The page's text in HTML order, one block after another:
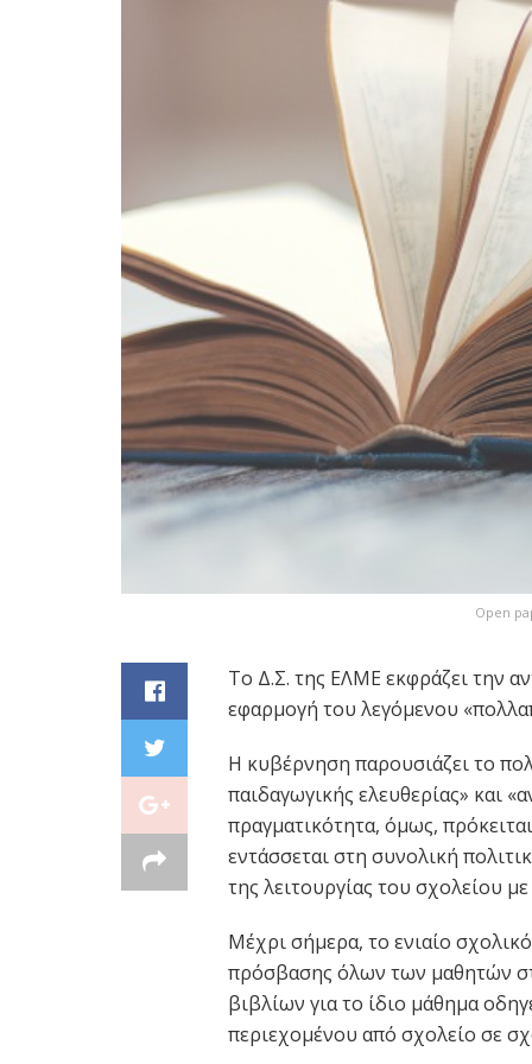
Open
Το Δ.Σ. της ΕΛΜΕ εκφράζει την
εφαρμογή του λεγόμενου
Η κυβέρνηση παρουσιάζει το
παιδαγωγικής ελευθερίας» και
πραγματικότητα, όμως,
εντάσσεται στη συνολική
της λειτουργίας του σχολείου
Μέχρι σήμερα, το ενιαίο
πρόσβασης όλων των μαθητών
βιβλίων για το ίδιο μάθημα
περιεχομένου από σχολείο σε